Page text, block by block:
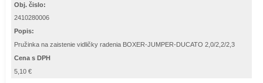
Obj. čislo:
2410280006
Popis:
Pružinka na zaistenie vidličky radenia BOXER-JUMPER-DUCATO 2,0/2,2/2,3
Cena s DPH
5,10 €